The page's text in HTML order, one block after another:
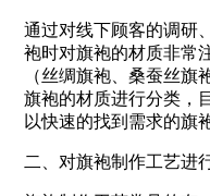
通过对线下顾客的调研
袍时对旗袍的材质非常
（丝绸旗袍、桑蚕丝旗
旗袍的材质进行分类，
以快速的找到需求的旗
二、对旗袍制作工艺进